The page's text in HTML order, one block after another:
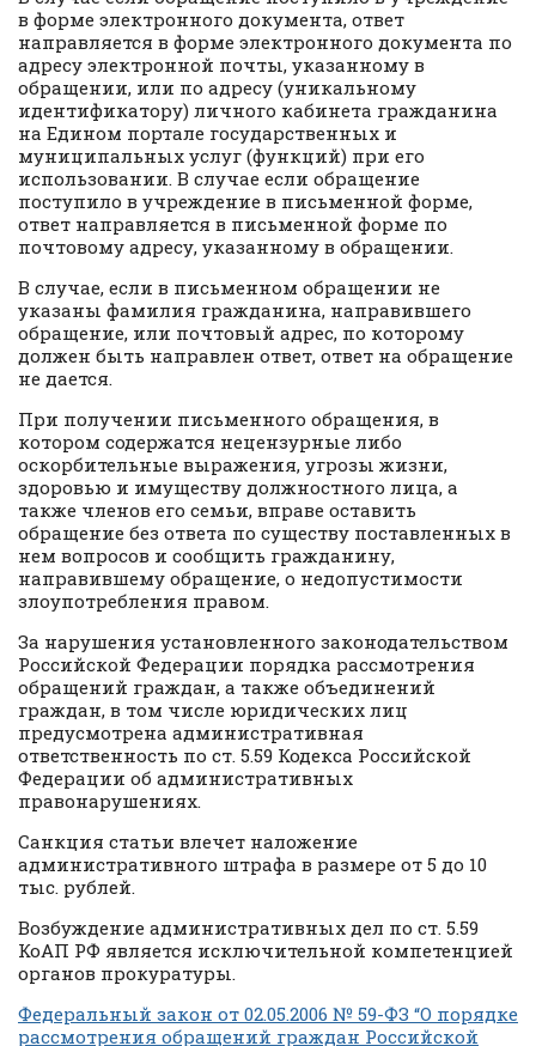
в форме электронного документа, ответ
направляется в форме электронного документа по
адресу электронной почты, указанному в
обращении, или по адресу (уникальному
идентификатору) личного кабинета гражданина
на Едином портале государственных и
муниципальных услуг (функций) при его
использовании. В случае если обращение
поступило в учреждение в письменной форме,
ответ направляется в письменной форме по
почтовому адресу, указанному в обращении.
В случае, если в письменном обращении не
указаны фамилия гражданина, направившего
обращение, или почтовый адрес, по которому
должен быть направлен ответ, ответ на обращение
не дается.
При получении письменного обращения, в
котором содержатся нецензурные либо
оскорбительные выражения, угрозы жизни,
здоровью и имуществу должностного лица, а
также членов его семьи, вправе оставить
обращение без ответа по существу поставленных в
нем вопросов и сообщить гражданину,
направившему обращение, о недопустимости
злоупотребления правом.
За нарушения установленного законодательством
Российской Федерации порядка рассмотрения
обращений граждан, а также объединений
граждан, в том числе юридических лиц
предусмотрена административная
ответственность по ст. 5.59 Кодекса Российской
Федерации об административных
правонарушениях.
Санкция статьи влечет наложение
административного штрафа в размере от 5 до 10
тыс. рублей.
Возбуждение административных дел по ст. 5.59
КоАП РФ является исключительной компетенцией
органов прокуратуры.
Федеральный закон от 02.05.2006 № 59-ФЗ “О порядке
рассмотрения обращений граждан Российской